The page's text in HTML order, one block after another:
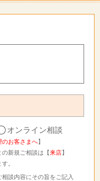
オンライン相談
のお客さまへ】
の新規ご相談は【来店】
。
談内容にその旨をご記入